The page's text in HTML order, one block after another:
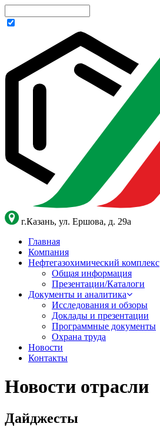
г.Казань, ул. Ершова, д. 29а
Главная
Компания
Нефтегазохимический комплекс
Общая информация
Презентации/Каталоги
Документы и аналитика
Исследования и обзоры
Доклады и презентации
Программные документы
Охрана труда
Новости
Контакты
Новости отрасли
Дайджесты